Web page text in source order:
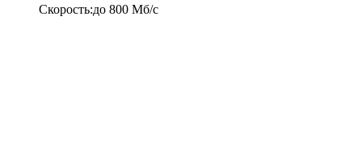
Скорость:до 800 Мб/c